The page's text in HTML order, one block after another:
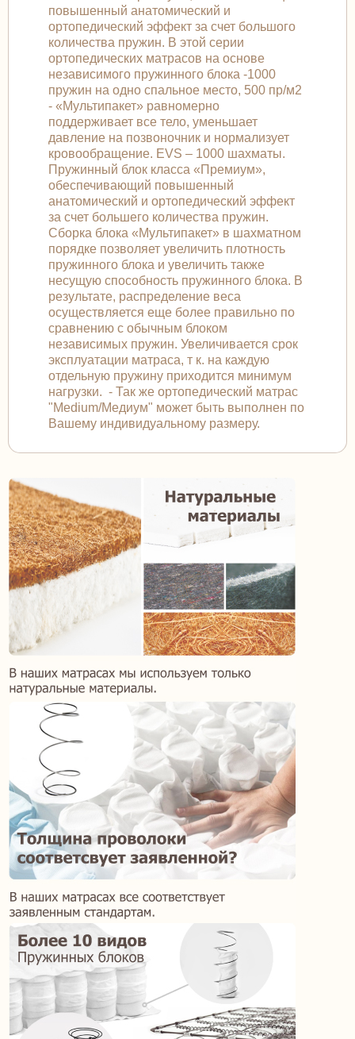
повышенный анатомический и
ортопедический эффект за счет большого
количества пружин. В этой серии
ортопедических матрасов на основе
независимого пружинного блока -1000
пружин на одно спальное место, 500 пр/м2
- «Мультипакет» равномерно
поддерживает все тело, уменьшает
давление на позвоночник и нормализует
кровообращение. EVS – 1000 шахматы.
Пружинный блок класса «Премиум»,
обеспечивающий повышенный
анатомический и ортопедический эффект
за счет большего количества пружин.
Сборка блока «Мультипакет» в шахматном
порядке позволяет увеличить плотность
пружинного блока и увеличить также
несущую способность пружинного блока. В
результате, распределение веса
осуществляется еще более правильно по
сравнению с обычным блоком
независимых пружин. Увеличивается срок
эксплуатации матраса, т к. на каждую
отдельную пружину приходится минимум
нагрузки. - Так же ортопедический матрас
"Medium/Медиум" может быть выполнен по
Вашему индивидуальному размеру.